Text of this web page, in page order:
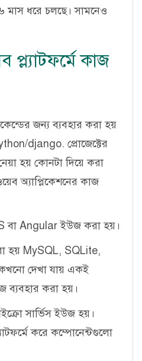
মাস ধরে চলছে। সামনেও
কাজ
জন্য ব্যবহার করা হয়
django. প্রোজেক্টের
হয় কোনটা দিয়ে করা
অ্যাপ্লিকেশনের কাজ
বা Angular ইউজ করা হয়।
হয় MySQL, SQLite,
দেখা যায় একই
ব্যবহার করা হয়।
সার্ভিস ইউজ হয়।
করে কম্পোনেন্টগুলো